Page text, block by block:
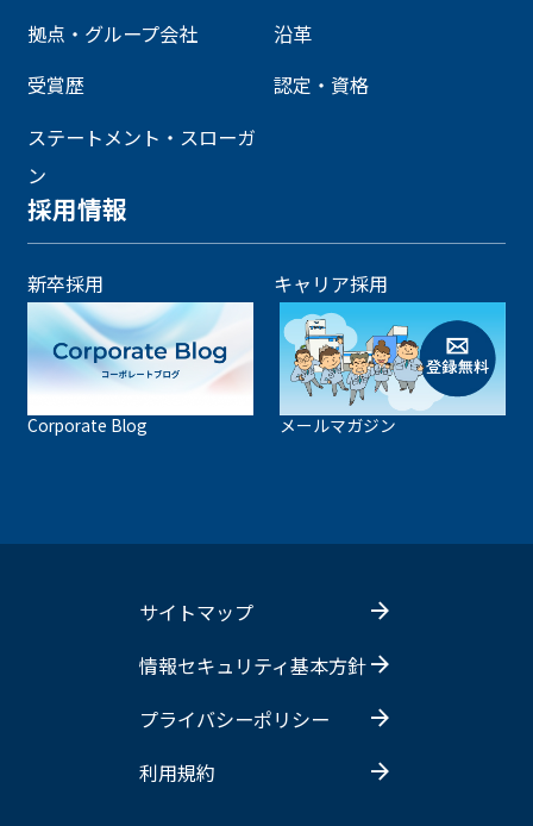
拠点・グループ会社
沿革
受賞歴
認定・資格
ステートメント・スローガ
ン
採用情報
新卒採用 キャリア採用
Corporate Blog メールマガジン
サイトマップ
情報セキュリティ基本方針
プライバシーポリシー
利用規約